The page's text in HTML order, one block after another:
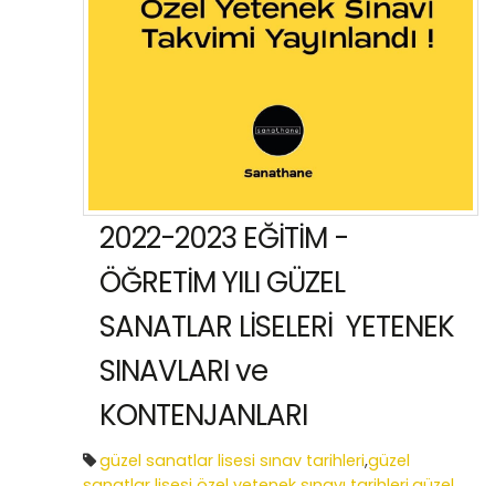
2022-2023 EĞİTİM -
ÖĞRETİM YILI GÜZEL
SANATLAR LİSELERİ YETENEK
SINAVLARI ve
KONTENJANLARI
güzel sanatlar lisesi sınav tarihleri,güzel